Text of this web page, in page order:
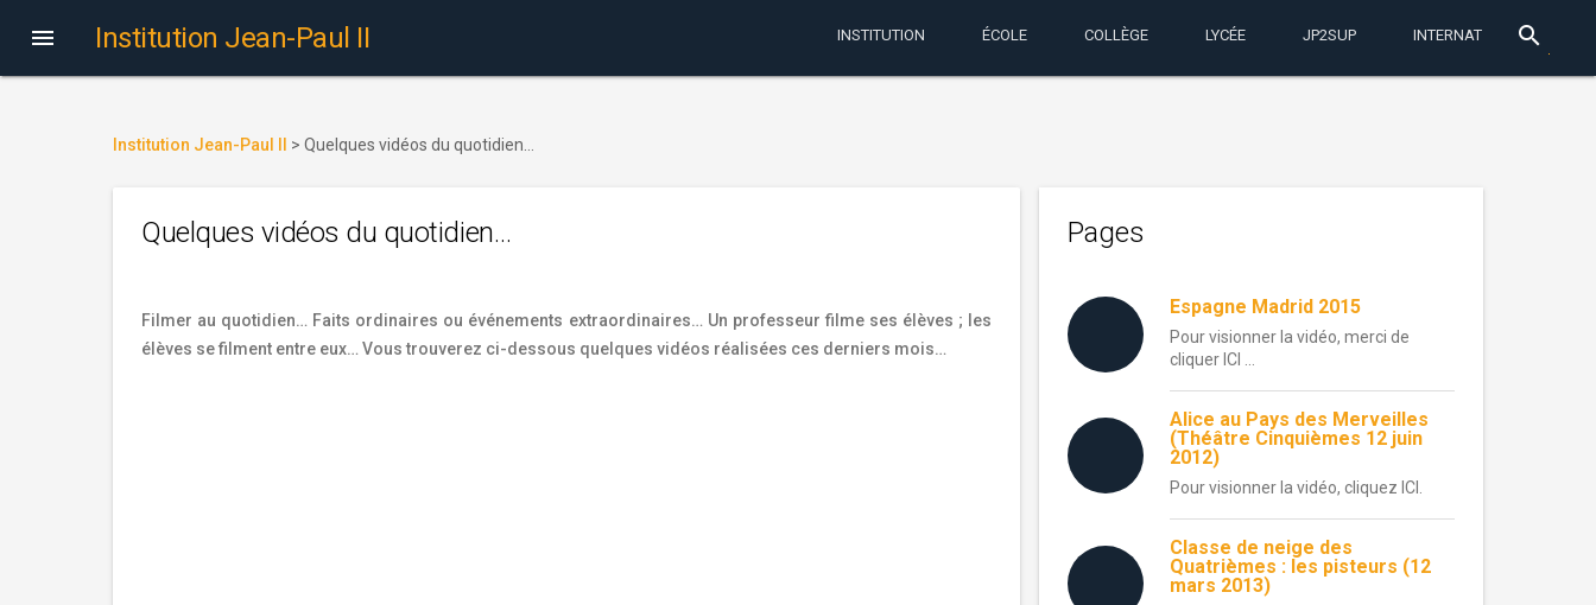
 Institution Jean-Paul II INSTITUTION ÉCOLE COLLÈGE LYCÉE JP2SUP INTERNAT search
Institution Jean-Paul II > Quelques vidéos du quotidien…
Quelques vidéos du quotidien…
Filmer au quotidien… Faits ordinaires ou événements extraordinaires… Un professeur filme ses élèves ; les
élèves se filment entre eux… Vous trouverez ci-dessous quelques vidéos réalisées ces derniers mois…
Pages
Espagne Madrid 2015
Pour visionner la vidéo, merci de
cliquer ICI …
Alice au Pays des Merveilles
(Théâtre Cinquièmes 12 juin
2012)
Pour visionner la vidéo, cliquez ICI.
Classe de neige des
Quatrièmes : les pisteurs (12
mars 2013)